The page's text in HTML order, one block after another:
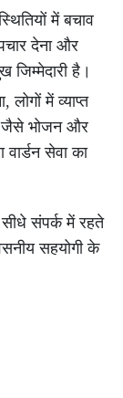
में बचाव
देना और
जिम्मेदारी है।
में व्याप्त
जैसे भोजन और
सेवा का
सीधे संपर्क में रहते
सहयोगी के